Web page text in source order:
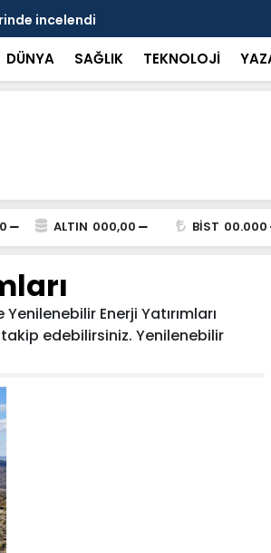
incelendi
DÜNYA SAĞLIK TEKNOLOJİ
ALTIN 000,00 BİST 00.000
Enerji Yatırımları
edebilirsiniz. Yenilenebilir